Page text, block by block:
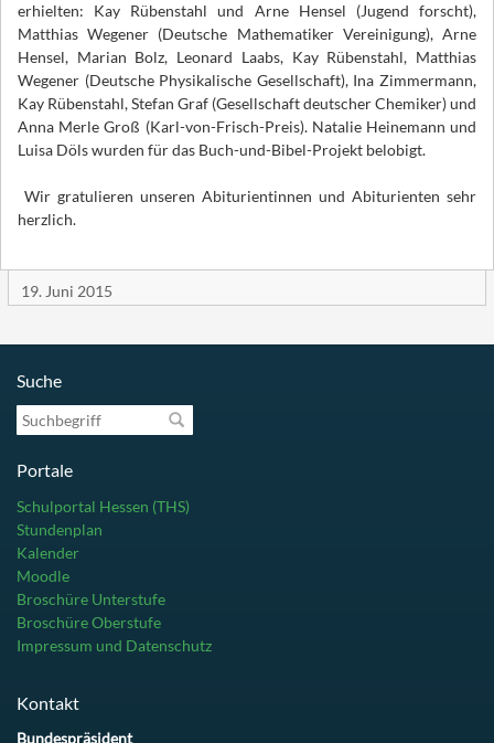
erhielten: Kay Rübenstahl und Arne Hensel (Jugend forscht),
Matthias Wegener (Deutsche Mathematiker Vereinigung), Arne
Hensel, Marian Bolz, Leonard Laabs, Kay Rübenstahl, Matthias
Wegener (Deutsche Physikalische Gesellschaft), Ina Zimmermann,
Kay Rübenstahl, Stefan Graf (Gesellschaft deutscher Chemiker) und
Anna Merle Groß (Karl-von-Frisch-Preis). Natalie Heinemann und
Luisa Döls wurden für das Buch-und-Bibel-Projekt belobigt.
Wir gratulieren unseren Abiturientinnen und Abiturienten sehr
herzlich.
19. Juni 2015
Suche
Suchbegriff
Portale
Schulportal Hessen (THS)
Stundenplan
Kalender
Moodle
Broschüre Unterstufe
Broschüre Oberstufe
Impressum und Datenschutz
Kontakt
Bundespräsident